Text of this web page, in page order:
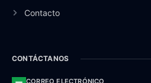
Contacto
CONTÁCTANOS
CORREO ELECTRÓNICO